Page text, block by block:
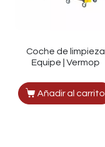
Coche de limpieza
Equipe | Vermop
Añadir al carrito